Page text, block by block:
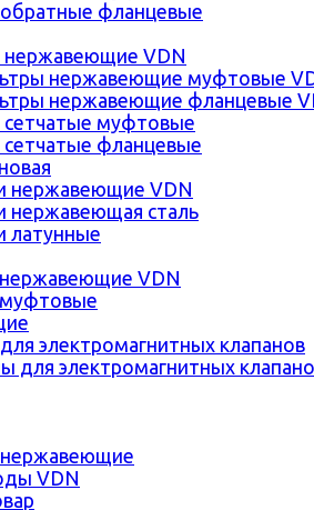
фланцевые
VDN
нержавеющие муфтовые
нержавеющие фланцевые
муфтовые
фланцевые
нержавеющие VDN
нержавеющая сталь
латунные
VDN
электромагнитных клапанов
для электромагнитных
VDN